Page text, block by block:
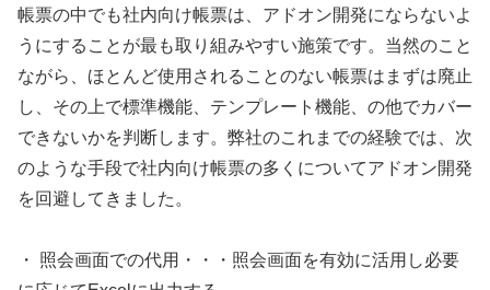
帳票の中でも社内向け帳票は、アドオン開発にならないよ
うにすることが最も取り組みやすい施策です。当然のこと
ながら、ほとんど使用されることのない帳票はまずは廃止
し、その上で標準機能、テンプレート機能、の他でカバー
できないかを判断します。弊社のこれまでの経験では、次
のような手段で社内向け帳票の多くについてアドオン開発
を回避してきました。
・ 照会画面での代用・・・照会画面を有効に活用し必要